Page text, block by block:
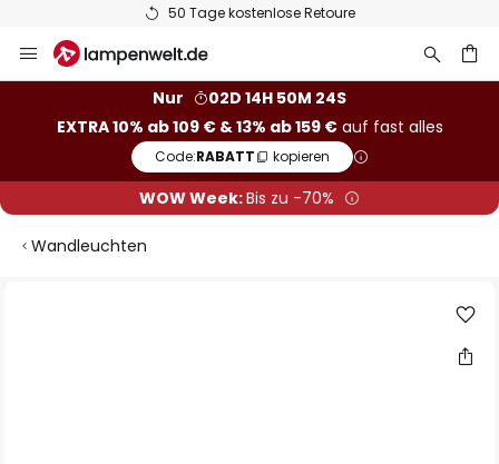
50 Tage kostenlose Retoure
Inhalt
Nur
02D 14H 50M 23S
EXTRA 10% ab 109 € & 13% ab 159 €auf fast alles
Code:RABATT kopieren
WOW Week:Bis zu -70%
Wandleuchten